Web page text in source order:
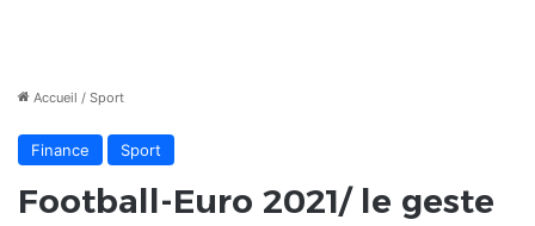
Accueil / Sport
Finance Sport
Football-Euro 2021/ le geste